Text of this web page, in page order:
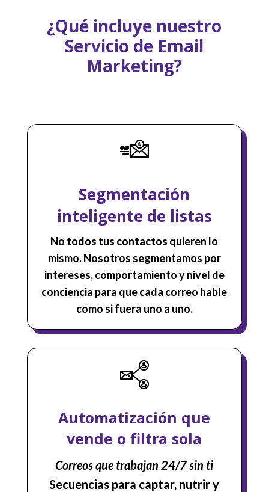
¿Qué incluye nuestro
Servicio de Email
Marketing?
Segmentación
inteligente de listas
No todos tus contactos quieren lo
mismo. Nosotros segmentamos por
intereses, comportamiento y nivel de
conciencia para que cada correo hable
como si fuera uno a uno.
Automatización que
vende o filtra sola
Correos que trabajan 24/7 sin ti
Secuencias para captar, nutrir y